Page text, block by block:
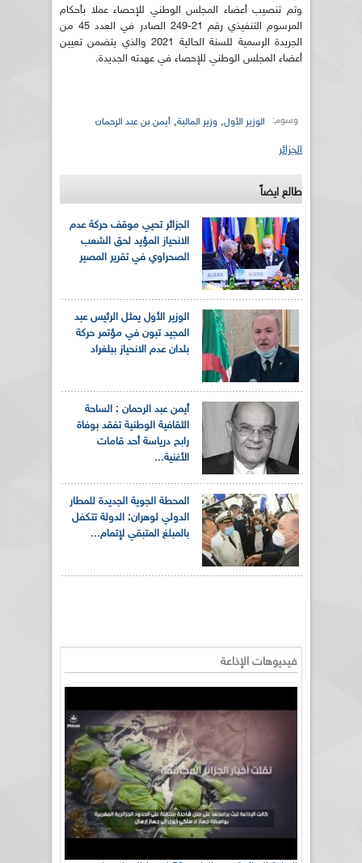
وتم تنصيب أعضاء المجلس الوطني للإحصاء عملا بأحكام
المرسوم التنفيذي رقم 21-249 الصادر في العدد 45 من
الجريدة الرسمية للسنة الحالية 2021 والذي يتضمن تعيين
أعضاء المجلس الوطني للإحصاء في عهدته الجديدة.
وسوم: الوزير الأول, وزير المالية, أيمن بن عبد الرحمان
الجزائر
طالع ايضاً
الجزائر تحيي موقف حركة عدم
الانحياز المؤيد لحق الشعب
الصحراوي في تقرير المصير
الوزير الأول يمثل الرئيس عبد
المجيد تبون في مؤتمر حركة
بلدان عدم الانحياز ببلغراد
أيمن عبد الرحمان : الساحة
الثقافية الوطنية تفقد بوفاة
رابح درياسة أحد قامات
الأغنية...
المحطة الجوية الجديدة للمطار
الدولي لوهران: الدولة تتكفل
بالمبلغ المتبقي لإتمام...
فيديوهات الإذاعة